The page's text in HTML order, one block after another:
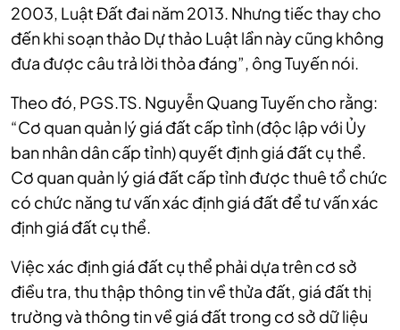
2003, Luật Đất đai năm 2013. Nhưng tiếc thay cho
đến khi soạn thảo Dự thảo Luật lần này cũng không
đưa được câu trả lời thỏa đáng”, ông Tuyến nói.
Theo đó, PGS.TS. Nguyễn Quang Tuyến cho rằng:
“Cơ quan quản lý giá đất cấp tỉnh (độc lập với Ủy
ban nhân dân cấp tỉnh) quyết định giá đất cụ thể.
Cơ quan quản lý giá đất cấp tỉnh được thuê tổ chức
có chức năng tư vấn xác định giá đất để tư vấn xác
định giá đất cụ thể.
Việc xác định giá đất cụ thể phải dựa trên cơ sở
điều tra, thu thập thông tin về thửa đất, giá đất thị
trường và thông tin về giá đất trong cơ sở dữ liệu